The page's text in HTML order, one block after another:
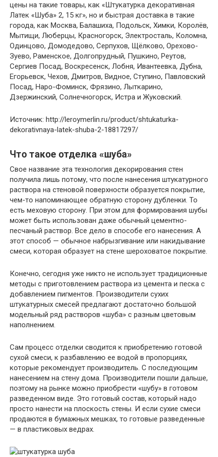
цены на такие товары, как «Штукатурка декоративная
Латек «Шуба» 2, 15 кг», но и быстрая доставка в такие
города, как Москва, Балашиха, Подольск, Химки, Королёв,
Мытищи, Люберцы, Красногорск, Электросталь, Коломна,
Одинцово, Домодедово, Серпухов, Щёлково, Орехово-
Зуево, Раменское, Долгопрудный, Пушкино, Реутов,
Сергиев Посад, Воскресенск, Лобня, Ивантеевка, Дубна,
Егорьевск, Чехов, Дмитров, Видное, Ступино, Павловский
Посад, Наро-Фоминск, Фрязино, Лыткарино,
Дзержинский, Солнечногорск, Истра и Жуковский.
Источник: http://leroymerlin.ru/product/shtukaturka-
dekorativnaya-latek-shuba-2-18817297/
Что такое отделка «шуба»
Свое название эта технология декорирования стен
получила лишь потому, что после нанесения штукатурного
раствора на стеновой поверхности образуется покрытие,
чем-то напоминающее обратную сторону дубленки. То
есть меховую сторону. При этом для формирования шубы
может быть использован даже обычный цементно-
песчаный раствор. Все дело в способе его нанесения. А
этот способ — обычное набрызгивание или накидывание
смеси, которая образует на стене шероховатое покрытие.
Конечно, сегодня уже никто не использует традиционные
методы с приготовлением раствора из цемента и песка с
добавлением пигментов. Производители сухих
штукатурных смесей предлагают достаточно большой
модельный ряд растворов «шуба» с разным цветовым
наполнением.
Сам процесс отделки сводится к приобретению готовой
сухой смеси, к разбавлению ее водой в пропорциях,
которые рекомендует производитель. С последующим
нанесением на стену дома. Производители пошли дальше,
поэтому на рынке можно приобрести «шубу» в готовом
разведенном виде. Это готовый состав, который надо
просто нанести на плоскость стены. И если сухие смеси
продаются в бумажных мешках, то готовые разведенные
— в пластиковых ведрах.